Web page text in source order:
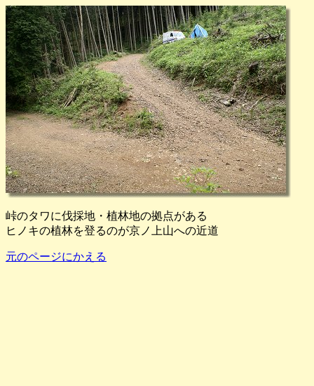
峠のタワに伐採地・植林地の拠点がある
ヒノキの植林を登るのが京ノ上山への近道
元のページにかえる